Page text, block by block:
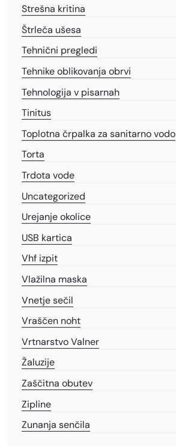
Strešna kritina
Štrleča ušesa
Tehnični pregledi
Tehnike oblikovanja obrvi
Tehnologija v pisarnah
Tinitus
Toplotna črpalka za sanitarno vodo
Torta
Trdota vode
Uncategorized
Urejanje okolice
USB kartica
Vhf izpit
Vlažilna maska
Vnetje sečil
Vraščen noht
Vrtnarstvo Valner
Žaluzije
Zaščitna obutev
Zipline
Zunanja senčila